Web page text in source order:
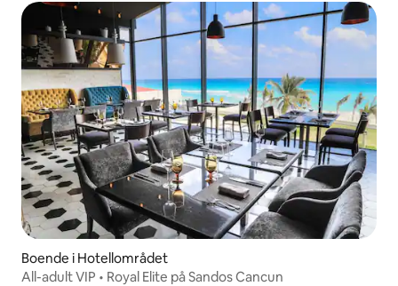
Boende i Hotellområdet
All-adult VIP • Royal Elite på Sandos Cancun